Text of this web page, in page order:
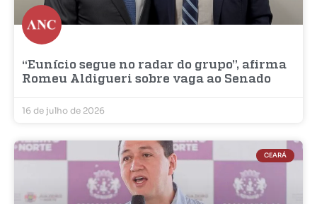
“Eunício segue no radar do grupo”, afirma
Romeu Aldigueri sobre vaga ao Senado
16 de julho de 2026
CEARÁ